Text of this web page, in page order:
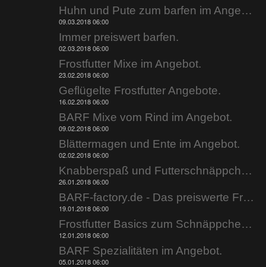
Huhn und Pute zum barfen im Angebot.
09.03.2018 06:00
Immer preiswert barfen.
02.03.2018 06:00
Frostfutter Mixe im Angebot.
23.02.2018 06:00
Geflügelte Frostfutter Angebote.
16.02.2018 06:00
BARF Mixe vom Rind im Angebot.
09.02.2018 06:00
Blättermagen und Ente im Angebot.
02.02.2018 06:00
Knabberspaß und Futterschnäppchen.
26.01.2018 06:00
BARF-factory.de - Das preiswerte Frostfutter.
19.01.2018 06:00
Frostfutter Basics zum Schnäppchenpreis.
12.01.2018 06:00
BARF Spezialitäten im Angebot.
05.01.2018 06:00